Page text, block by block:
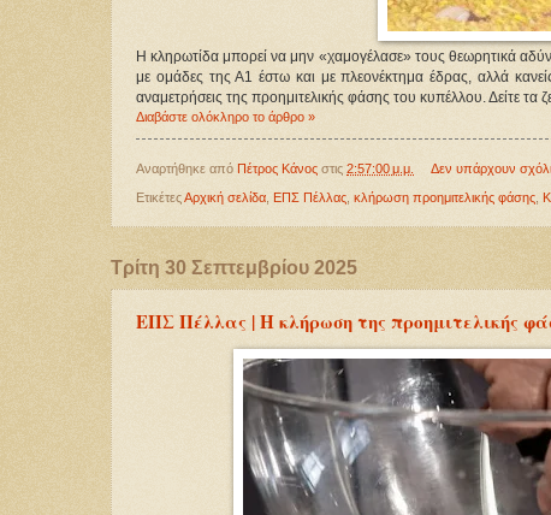
Η κληρωτίδα μπορεί να μην «χαμογέλασε» τους θεωρητικά
με ομάδες της Α1 έστω και με πλεονέκτημα έδρας, αλλά
αναμετρήσεις της προημιτελικής φάσης του κυπέλλου. Δείτε τα
Διαβάστε ολόκληρο το άρθρο »
Αναρτήθηκε από Πέτρος Κάνος στις 2:57:00 μ.μ. Δεν υπάρχουν
ΕτικέτεςΑρχική σελίδα ΕΠΣ Πέλλας κλήρωση προημιτελικής φάσης
Τρίτη 30 Σεπτεμβρίου 2025
ΕΠΣ Πέλλας | Η κλήρωση της προημιτελικής